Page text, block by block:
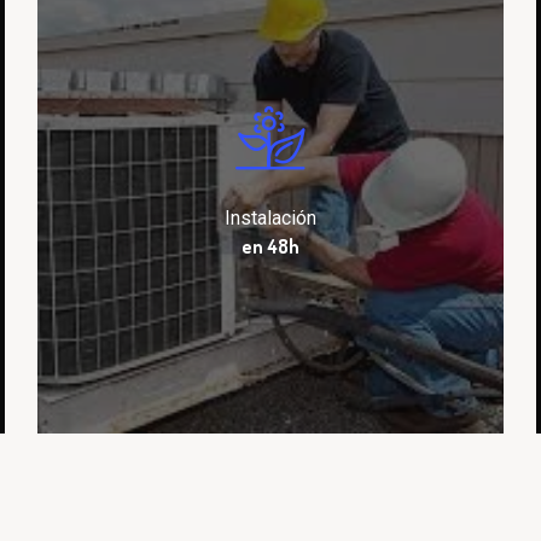
Instalación
en 48h
Damos respuesta inmediata (-48h) a
todas las solicitudes de servicio.